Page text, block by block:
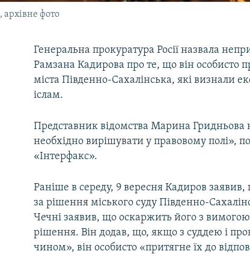
фото
Генеральна прокуратура Росії назвала
Рамзана Кадирова про те, що він особисто
міста Південно-Сахалінська, які визнали
іслам.
Представник відомства Марина Гридньова
необхідно вирішувати у правовому полі»,
«Інтерфакс».
Раніше в середу, 9 вересня Кадиров
за рішення міського суду Південно-
Чечні заявив, що оскаржить його з
рішення. Він додав, що, якщо з суддею і
чином», він особисто «притягне їх до